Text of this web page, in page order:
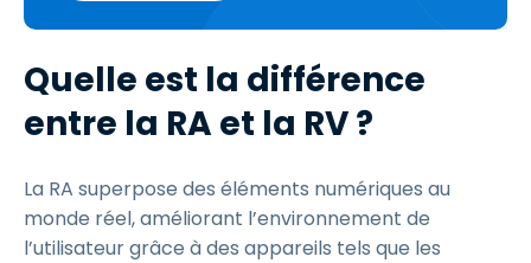
Quelle est la différence
entre la RA et la RV ?
La RA superpose des éléments numériques au
monde réel, améliorant l’environnement de
l’utilisateur grâce à des appareils tels que les